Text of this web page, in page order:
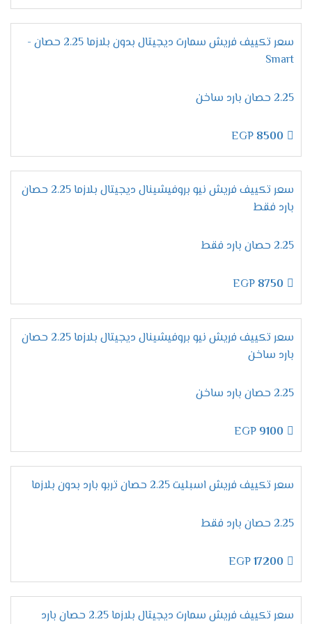
على كفاءة وتميز لأننا نستخدم غاز فريون R22 الجديد
يعرف بصديق البيئة وأيضا لا يسبب اى أضرار على
صحة المستهلك .
مميزات تكييف فريش بروفيشنال
تربو "ديجيتال بالبلازما 2024 ".
التميز بخاصية التشخيص
التطوير فى إمكانيات الجهاز من أهم المواصفات التى
وفرنا لكم الان فى فريش خاصية التشخيص الذاتى
التى نستخدمها لكى تظهر لنا جميع الاعطال التى
تحدث فى الجهاز ونستطيع من خلالها حل أى مشكله
الانفراد بخاصية وضع النوم
الجهاز الافضل فى الاسواق ولتلك السبب وفرنا لكم
الان فى خاصية التشغيل الاقتصادى أثناء النوم نقوم
بضبط الجهاز على درجة التبريد المطلوبة وعند الوصول
للمستوى المطلوب والمناسب لجسم الانسان خلال
النوم يقوم الجهاز بالتوقف اوتوماتيكيا دون ان يحتاج
الاستمتاع بالتنظيف
عليها وعلى كفاءتها وعلشان كده وفرنا لكم تلك
الخاصية التى تعتبر من أفضل وأهم الخواص المتواجدة
فى الجهاز لأنها تعمل على ضخ أيونات البلازما كلاستر
داخلها لتعمل على تنظيفها من الأتربة وأيضا يتم
مواصفات تكييف فريش بروفيشنال
تربو "ديجيتال بالبلازما 2024 ".
يمتعنا دائما مكيف فريش بالجديد لأننا نهتم بكل ما
يرغب به العميل وبوجود خاصية ميقات الايقاف /
سعر تكييف فريش سمارت ديجيتال بدون بلازما 2.25 حصان -
Smart
2.25 حصان بارد ساخن
8500
سعر تكييف فريش نيو بروفيشينال ديجيتال بلازما 2.25 حصان
بارد فقط
2.25 حصان بارد فقط
8750
سعر تكييف فريش نيو بروفيشينال ديجيتال بلازما 2.25 حصان
بارد ساخن
2.25 حصان بارد ساخن
9100
سعر تكييف فريش اسبليت 2.25 حصان تربو بارد بدون بلازما
2.25 حصان بارد فقط
17200
سعر تكييف فريش سمارت ديجيتال بلازما 2.25 حصان بارد